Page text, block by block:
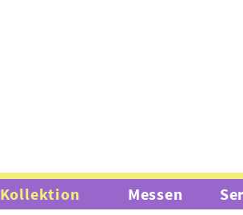
Kollektion Messen